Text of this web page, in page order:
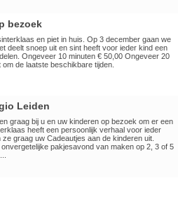
bezoek
en piet in huis. Op 3 december gaan we
deelt snoep uit en sint heeft voor ieder kind een
Ongeveer 10 minuten € 50,00 Ongeveer 20
de laatste beschikbare tijden.
Leiden
graag bij u en uw kinderen op bezoek om er een
heeft een persoonlijk verhaal voor ieder
graag uw Cadeautjes aan de kinderen uit.
pakjesavond van maken op 2, 3 of 5